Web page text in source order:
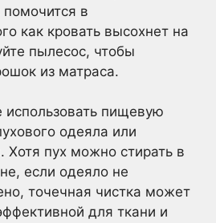
помочится в
как кровать высохнет на
пылесос, чтобы
из матраса.
пищевую
одеяла или
Хотя пух можно стирать в
если одеяло не
точечная чистка может
для ткани и